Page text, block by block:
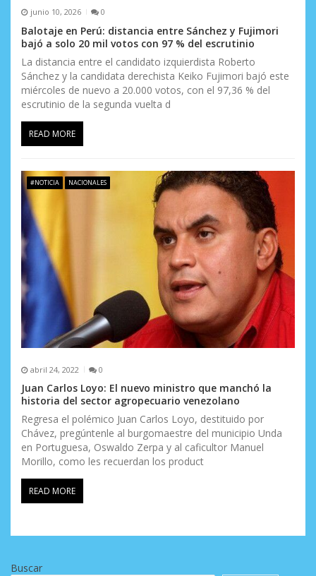
junio 10, 2026 0
Balotaje en Perú: distancia entre Sánchez y Fujimori
bajó a solo 20 mil votos con 97 % del escrutinio
La distancia entre el candidato izquierdista Roberto
Sánchez y la candidata derechista Keiko Fujimori bajó este
miércoles de nuevo a 20.000 votos, con el 97,36 % del
escrutinio de la segunda vuelta d
READ MORE
#NOTICIA NACIONALES
abril 24, 2022 0
Juan Carlos Loyo: El nuevo ministro que manchó la
historia del sector agropecuario venezolano
Regresa el polémico Juan Carlos Loyo, destituido por
Chávez, pregúntenle al burgomaestre del municipio Unda
en Portuguesa, Oswaldo Zerpa y al caficultor Manuel
Morillo, como les recuerdan los product
READ MORE
Buscar